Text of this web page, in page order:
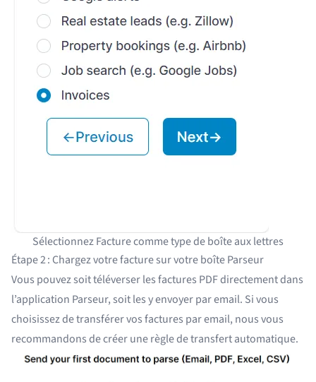
Sélectionnez Facture comme type de boîte aux lettres
Étape 2 : Chargez votre facture sur votre boîte Parseur
Vous pouvez soit téléverser les factures PDF directement dans
l’application Parseur, soit les y envoyer par email. Si vous
choisissez de transférer vos factures par email, nous vous
recommandons de créerune règle de transfert automatique.